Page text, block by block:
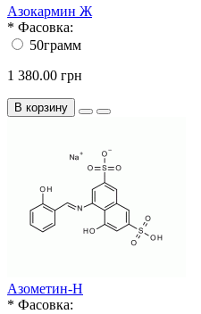
Азокармин Ж
* Фасовка:
50грамм
1 380.00 грн
В корзину
Азометин-Н
* Фасовка: